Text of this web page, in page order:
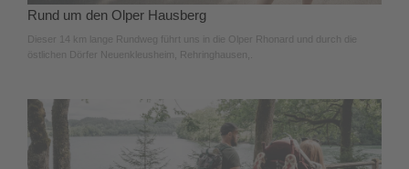
Rund um den Olper Hausberg
Dieser 14 km lange Rundweg führt uns in die Olper Rhonard und durch die
östlichen Dörfer Neuenkleusheim, Rehringhausen,.